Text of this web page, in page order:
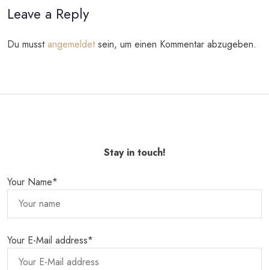
Leave a Reply
Du musstangemeldetsein, um einen Kommentar abzugeben.
Stay in touch!
Your Name*
Your E-Mail address*